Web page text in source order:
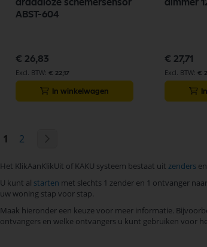
draadloze schemersensor
ABST-604
€ 26,83
€ 22,17
In winkelwagen
dimmer
€ 27,71
€
Pagina
U lees momenteel pagina
1 Pagina
2
Het KlikAanKlikUit of KAKU systeem bestaat uit zendersen
U kunt al starten met slechts 1 zender en 1 ontvanger
uw woning stap voor stap.
Maak hieronder een keuze voor meer informatie.
ontvangers en welke ontvangers u kunt gebruiken voor